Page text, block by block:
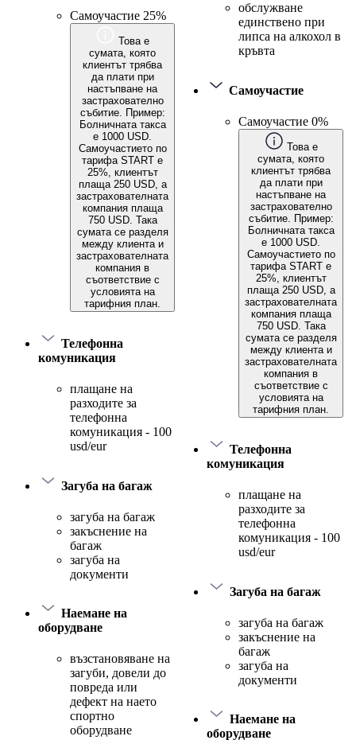
Самоучастие 25%
Това е
сумата, която
клиентът трябва
да плати при
настъпване на
застрахователно
събитие. Пример:
Болничната такса
е 1000 USD.
Самоучастието по
тарифа START е
25%, клиентът
плаща 250 USD, а
застрахователната
компания плаща
750 USD. Така
сумата се разделя
между клиента и
застрахователната
компания в
съответствие с
условията на
тарифния план.
Телефонна
комуникация
плащане на
разходите за
телефонна
комуникация - 100
usd/eur
Загуба на багаж
загуба на багаж
закъснение на
багаж
загуба на
документи
Наемане на
оборудване
възстановяване на
загуби, довели до
повреда или
дефект на наето
спортно
оборудване
обслужване
единствено при
липса на алкохол в
кръвта
Самоучастие
Самоучастие 0%
Това е
сумата, която
клиентът трябва
да плати при
настъпване на
застрахователно
събитие. Пример:
Болничната такса
е 1000 USD.
Самоучастието по
тарифа START е
25%, клиентът
плаща 250 USD, а
застрахователната
компания плаща
750 USD. Така
сумата се разделя
между клиента и
застрахователната
компания в
съответствие с
условията на
тарифния план.
Телефонна
комуникация
плащане на
разходите за
телефонна
комуникация - 100
usd/eur
Загуба на багаж
загуба на багаж
закъснение на
багаж
загуба на
документи
Наемане на
оборудване